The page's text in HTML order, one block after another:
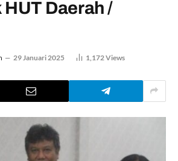
Daerah /
29 Januari 2025 1,172Views